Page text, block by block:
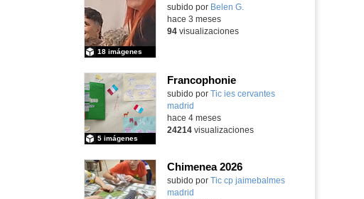
subido por Belen G.
18 imágenes
hace 3 meses
94visualizaciones
Francophonie
subido por Tic ies cervantes
madrid
5 imágenes
hace 4 meses
24214visualizaciones
Chimenea 2026
subido por Tic cp jaimebalmes
madrid